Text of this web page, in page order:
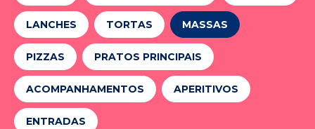
LANCHES TORTAS MASSAS
PIZZAS PRATOS PRINCIPAIS
ACOMPANHAMENTOS APERITIVOS
ENTRADAS